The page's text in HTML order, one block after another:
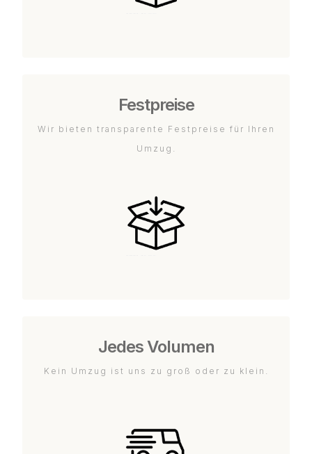
Festpreise
Wir bieten transparente Festpreise für Ihren
Umzug.
Jedes Volumen
Kein Umzug ist uns zu groß oder zu klein.